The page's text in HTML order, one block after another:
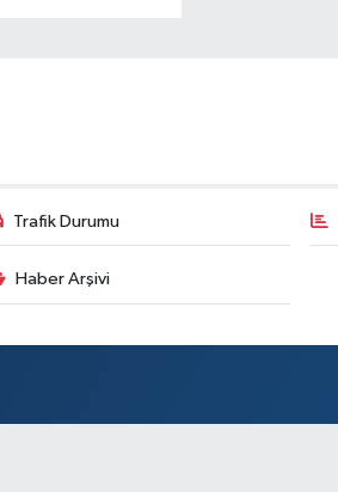
Trafik Durumu
Haber Arşivi